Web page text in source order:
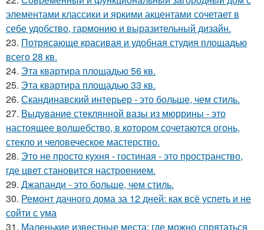
элементами классики и яркими акцентами сочетает в
себе удобство, гармонию и выразительный дизайн.
23. Потрясающе красивая и удобная студия площадью
всего 28 кв.
24. Эта квартира площадью 56 кв.
25. Эта квартира площадью 33 кв.
26. Скандинавский интерьер - это больше, чем стиль.
27. Выдувание стеклянной вазы из мюррины - это
настоящее волшебство, в котором сочетаются огонь,
стекло и человеческое мастерство.
28. Это не просто кухня - гостиная - это пространство,
где цвет становится настроением.
29. Джапанди - это больше, чем стиль.
30. Ремонт дачного дома за 12 дней: как всё успеть и не
сойти с ума
31. Маленькие известные места: где можно спрятаться